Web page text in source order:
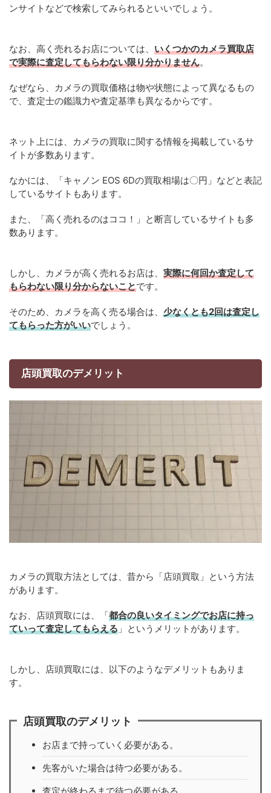
ンサイトなどで検索してみられるといいでしょう。
なお、高く売れるお店については、 いくつかのカメラ買取店
で実際に査定してもらわない限り分かりません。
なぜなら、カメラの買取価格は物や状態によって異なるもの
で、査定士の鑑識力や査定基準も異なるからです。
ネット上には、カメラの買取に関する情報を掲載しているサ
イトが多数あります。
なかには、「キャノン EOS 6Dの買取相場は〇円」などと表記
しているサイトもあります。
また、「高く売れるのはココ！」と断言しているサイトも多
数あります。
しかし、カメラが高く売れるお店は、 実際に何回か査定して
もらわない限り分からないことです。
そのため、カメラを高く売る場合は、 少なくとも2回は査定し
てもらった方がいいでしょう。
店頭買取のデメリット
カメラの買取方法としては、昔から「店頭買取」という方法
があります。
なお、店頭買取には、「都合の良いタイミングでお店に持っ
ていって査定してもらえる 」というメリットがあります。
しかし、店頭買取には、以下のようなデメリットもありま
す。
店頭買取のデメリット
お店まで持っていく必要がある。
先客がいた場合は待つ必要がある。
査定が終わるまで待つ必要がある。